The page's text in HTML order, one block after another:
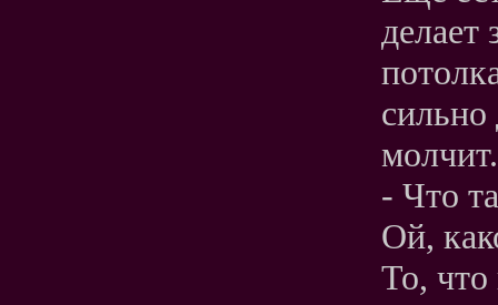
сильно
молчит.
- Что
Ой,
То, что